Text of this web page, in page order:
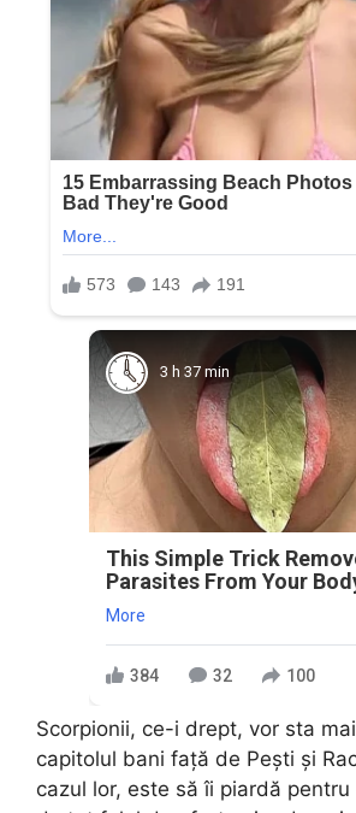
3 h 37 min
This Simple Trick
Parasites From Your
More
384 32 100
Scorpionii, ce-i drept, vor sta
capitolul bani față de Pești și
cazul lor, este să îi piardă